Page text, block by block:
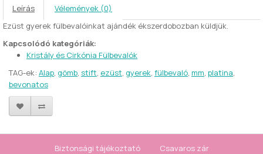
Leírás
Vélemények (0)
Ezüst gyerek fülbevalóinkat ajándék ékszerdobozban küldjük.
Kapcsolódó kategóriák:
Kristály és Cirkónia Fülbevalók
TAG-ek: Alap, gömb, stift, ezüst, gyerek, fülbevaló, mm, platina,
bevonatos
Biztonsági tájékoztató
Csavaros zár